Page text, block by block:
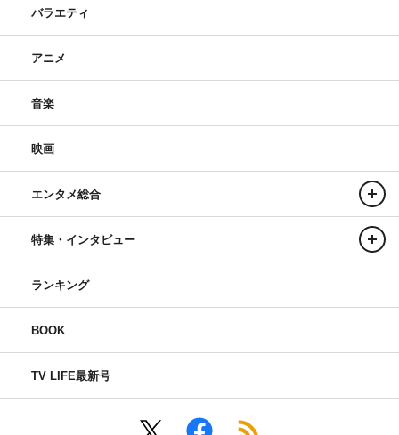
バラエティ
アニメ
音楽
映画
エンタメ総合
特集・インタビュー
ランキング
BOOK
TV LIFE最新号